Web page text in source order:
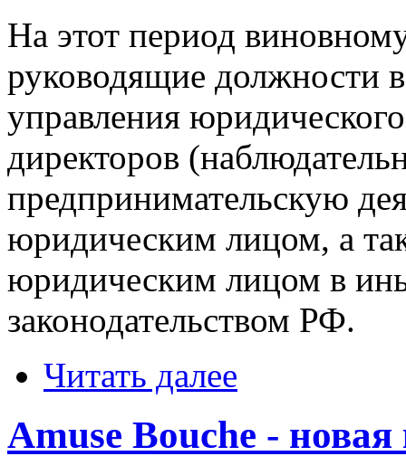
На этот период
руководящие должности
управления
директоров
предпринимательскую
юридическим лицом, а
юридическим лицом в
законодательством РФ.
Читать далее
Amuse Bouche -